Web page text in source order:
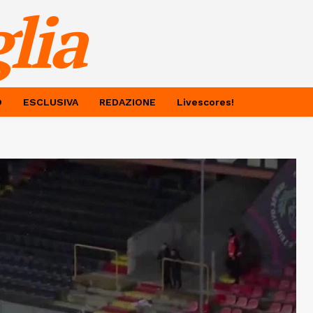
ESCLUSIVA REDAZIONE Livescores!